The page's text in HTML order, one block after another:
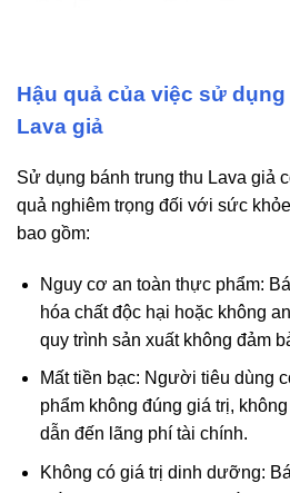
Hậu quả của việc sử
Lava giả
Sử dụng bánh trung thu Lava giả
quả nghiêm trọng đối với sức
bao gồm:
Nguy cơ an toàn thực phẩm:
hóa chất độc hại hoặc không
quy trình sản xuất không đảm
Mất tiền bạc: Người tiêu dùng
phẩm không đúng giá trị,
dẫn đến lãng phí tài chính.
Không có giá trị dinh dưỡng: